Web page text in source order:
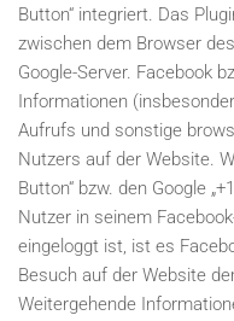
Button“ integriert. Das
zwischen dem Browser
Google-Server. Facebook
Informationen
Aufrufs und sonstige
Nutzers auf der Website.
Button“ bzw. den Google
Nutzer in seinem
eingeloggt ist, ist es
Besuch auf der Website
Weitergehende